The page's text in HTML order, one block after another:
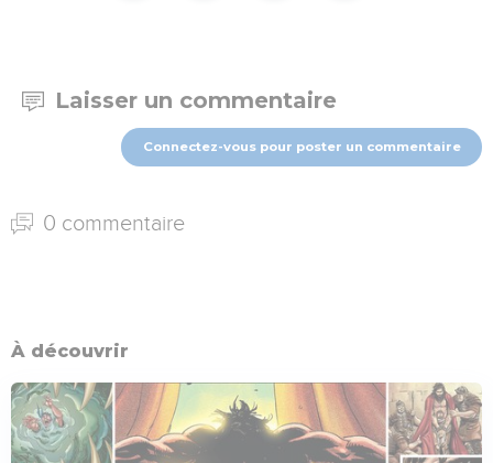
Laisser un commentaire
Connectez-vous pour poster un commentaire
0 commentaire
À découvrir